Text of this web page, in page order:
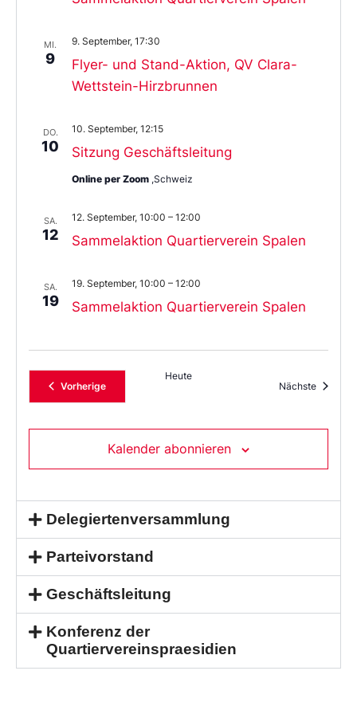
MI.
9
Flyer- und Stand-Aktion, QV Clara-
Wettstein-Hirzbrunnen
9. September, 17:30
DO.
10 Sitzung Geschäftsleitung
10. September, 12:15
Online per Zoom ,Schweiz
SA.
12 Sammelaktion Quartierverein Spalen
12. September, 10:00 – 12:00
SA.
19 Sammelaktion Quartierverein Spalen
19. September, 10:00 – 12:00
VorherigeVeranstaltungen
Heute
Nächste
Kalender abonnieren
Delegiertenversammlung
Parteivorstand
Geschäftsleitung
Konferenz der
Quartiervereinspraesidien